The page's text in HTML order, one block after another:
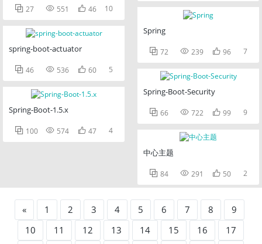
 27  551  46 10
spring-boot-actuator
 46  536  60 5
Spring-Boot-1.5.x
 100  574  47 4
Spring
 72  239  96 7
Spring-Boot-Security
 66  722  99 9
中心主题
 84  291  50 2
« 1 2 3 4 5 6 7 8
9
10
11 12 13 14 15 16
17